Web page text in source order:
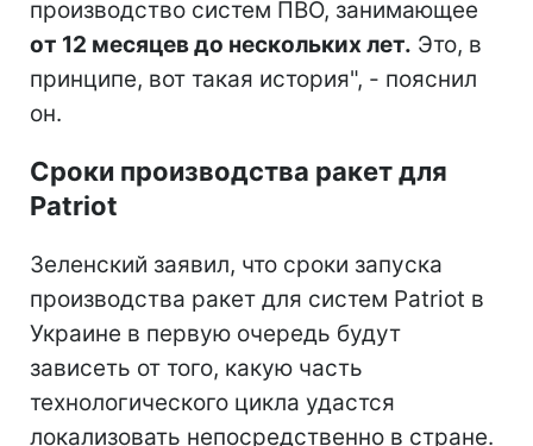
производство систем ПВО, занимающее
от 12 месяцев до нескольких лет. Это, в
принципе, вот такая история", - пояснил
он.
Сроки производства ракет для
Patriot
Зеленский заявил, что сроки запуска
производства ракет для систем Patriot в
Украине в первую очередь будут
зависеть от того, какую часть
технологического цикла удастся
локализовать непосредственно в стране.